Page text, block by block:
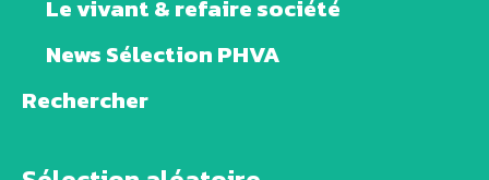
Le vivant & refaire société
News Sélection PHVA
Rechercher